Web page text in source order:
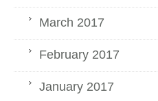
March 2017
February 2017
January 2017